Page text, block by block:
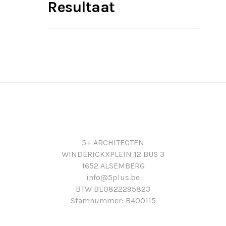
plaats van de gebruikelijke 21%).
Resultaat
woning aanzienlijk waardoor ze
5+ ARCHITECTEN
WINDERICKXPLEIN 12 BUS 3
1652 ALSEMBERG
info@5plus.be
BTW BE0822295823
Stamnummer: B400115